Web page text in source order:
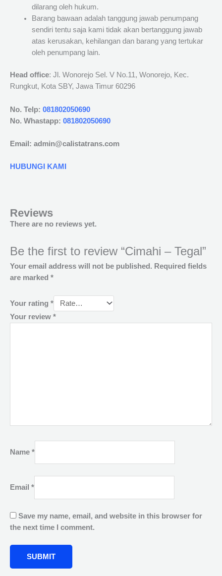
dilarang oleh hukum.
Barang bawaan adalah tanggung jawab penumpang
sendiri tentu saja kami tidak akan bertanggung jawab
atas kerusakan, kehilangan dan barang yang tertukar
oleh penumpang lain.
Head office: Jl. Wonorejo Sel. V No.11, Wonorejo, Kec.
Rungkut, Kota SBY, Jawa Timur 60296
No. Telp: 081802050690
No. Whastapp: 081802050690
Email: admin@calistatrans.com
HUBUNGI KAMI
Reviews
There are no reviews yet.
Be the first to review “Cimahi – Tegal”
Your email address will not be published. Required fields
are marked *
Your rating *
Your review *
Name *
Email *
Save my name, email, and website in this browser for
the next time I comment.